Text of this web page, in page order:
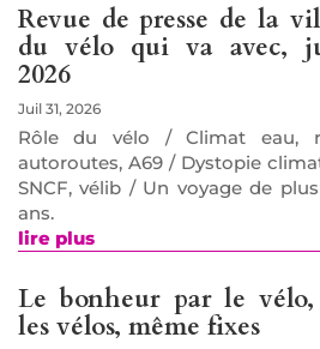
Revue de presse de la
du vélo qui va avec,
2026
Juil 31, 2026
Rôle du vélo / Climat eau,
autoroutes, A69 / Dystopie
SNCF, vélib / Un voyage de
ans.
lire plus
Le bonheur par le
les vélos, même fixes